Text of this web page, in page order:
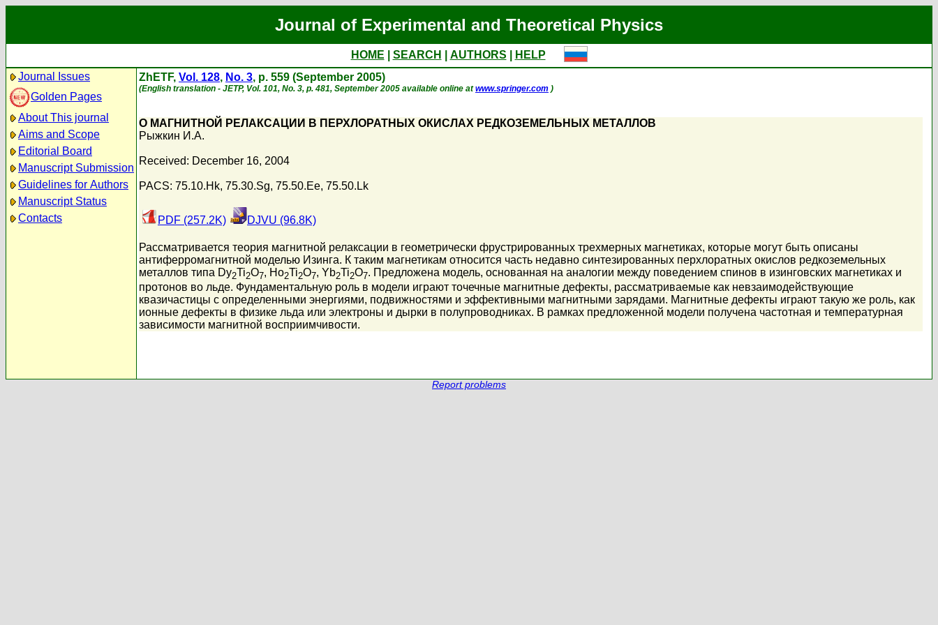
Journal of Experimental and Theoretical Physics
HOME SEARCH AUTHORS
HELP
Journal Issues
Golden Pages
About This journal
Aims and Scope
Editorial Board
Manuscript Submission
Guidelines for Authors
Manuscript Status
Contacts
ZhETF, Vol. 128, No. 3, p. 559 (September 2005)
(English translation - JETP, Vol. 101, No. 3, p. 481, September 2005 available online atwww.springer.com )
О МАГНИТНОЙ РЕЛАКСАЦИИ В ПЕРХЛОРАТНЫХ ОКИСЛАХ РЕДКОЗЕМЕЛЬНЫХ МЕТАЛЛОВ
Рыжкин И.А.
Received: December 16, 2004
PACS: 75.10.Hk, 75.30.Sg, 75.50.Ee, 75.50.Lk
PDF (257.2K) DJVU (96.8K)
Рассматривается теория магнитной релаксации в геометрически фрустрированных трехмерных магнетиках, которые могут быть описаны
антиферромагнитной моделью Изинга. К таким магнетикам относится часть недавно синтезированных перхлоратных окислов редкоземельных
металлов типа Dy2Ti2O7, Ho2Ti2O7, Yb2Ti2O7. Предложена модель, основанная на аналогии между поведением спинов в изинговских магнетиках и
протонов во льде. Фундаментальную роль в модели играют точечные магнитные дефекты, рассматриваемые как невзаимодействующие
квазичастицы с определенными энергиями, подвижностями и эффективными магнитными зарядами. Магнитные дефекты играют такую же роль, как
ионные дефекты в физике льда или электроны и дырки в полупроводниках. В рамках предложенной модели получена частотная и температурная
зависимости магнитной восприимчивости.
Report problems